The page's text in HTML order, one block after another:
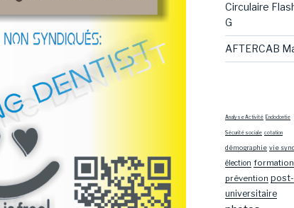
Circulaire
G
AFTERCAB
Analyse Activité Endodontie
Sécurité sociale cotation
démographie vie
élection formation
prévention post-
universitaire